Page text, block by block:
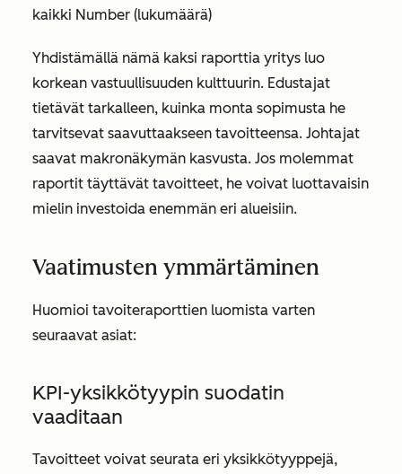
kaikki Number (lukumäärä)
Yhdistämällä nämä kaksi raporttia yritys luo
korkean vastuullisuuden kulttuurin. Edustajat
tietävät tarkalleen, kuinka monta sopimusta he
tarvitsevat saavuttaakseen tavoitteensa. Johtajat
saavat makronäkymän kasvusta. Jos molemmat
raportit täyttävät tavoitteet, he voivat luottavaisin
mielin investoida enemmän eri alueisiin.
Vaatimusten ymmärtäminen
Huomioi tavoiteraporttien luomista varten
seuraavat asiat:
KPI-yksikkötyypin suodatin
vaaditaan
Tavoitteet voivat seurata eri yksikkötyyppejä,